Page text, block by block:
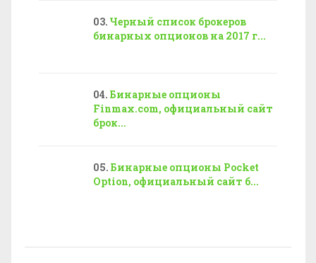
Черный список брокеров
бинарных опционов на 2017 г...
Бинарные опционы
Finmax.com, официальный сайт
брок...
Бинарные опционы Pocket
Option, официальный сайт б...